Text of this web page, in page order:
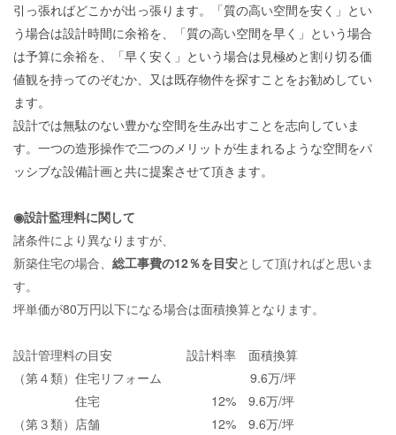
引っ張ればどこかが出っ張ります。「質の高い空間を安く」とい
う場合は設計時間に余裕を、「質の高い空間を早く」という場合
は予算に余裕を、「早く安く」という場合は見極めと割り切る価
値観を持ってのぞむか、又は既存物件を探すことをお勧めしてい
ます。
設計では無駄のない豊かな空間を生み出すことを志向していま
す。一つの造形操作で二つのメリットが生まれるような空間をパ
ッシブな設備計画と共に提案させて頂きます。
◉設計監理料に関して
諸条件により異なりますが、
新築住宅の場合、 総工事費の12％を目安として頂ければと思いま
す。
坪単価が80万円以下になる場合は面積換算となります。
設計管理料の目安 設計料率 面積換算
（第４類）住宅リフォーム 9.6万/坪
住宅 12% 9.6万/坪
（第３類）店舗 12% 9.6万/坪